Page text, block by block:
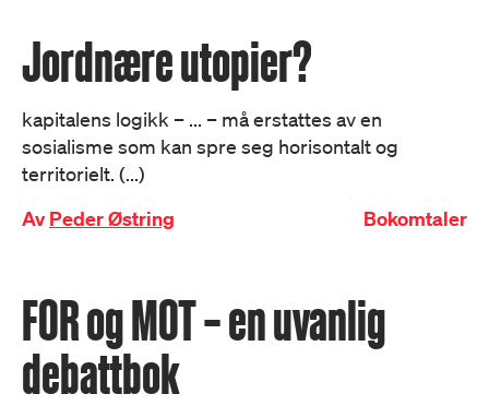
Jordnære utopier?
kapitalens logikk – ... – må erstattes av en
sosialisme som kan spre seg horisontalt og
territorielt. (...)
AvPeder Østring Bokomtaler
FOR og MOT – en uvanlig
debattbok